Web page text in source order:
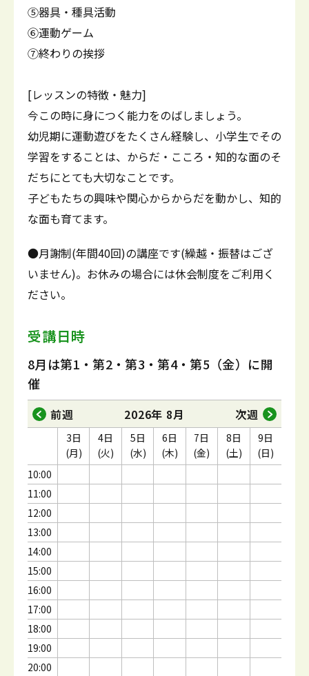
⑤器具・種具活動
⑥運動ゲーム
⑦終わりの挨拶
[レッスンの特徴・魅力]
今この時に身につく能力をのばしましょう。
幼児期に運動遊びをたくさん経験し、小学生でその
学習をすることは、からだ・こころ・知的な面のそ
だちにとても大切なことです。
子どもたちの興味や関心からからだを動かし、知的
な面も育てます。
●月謝制(年間40回)の講座です(繰越・振替はござ
いません)。お休みの場合には休会制度をご利用く
ださい。
受講日時
8月は第1・第2・第3・第4・第5（金）に開
催
前週 2026年 8月 次週
10:00
11:00
12:00
13:00
14:00
15:00
16:00
17:00
18:00
19:00
20:00
3日
(月)
4日
(火)
5日
(水)
6日
(木)
7日
(金)
8日
(土)
9日
(日)